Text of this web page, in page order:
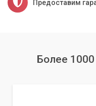
Предоставим
Более